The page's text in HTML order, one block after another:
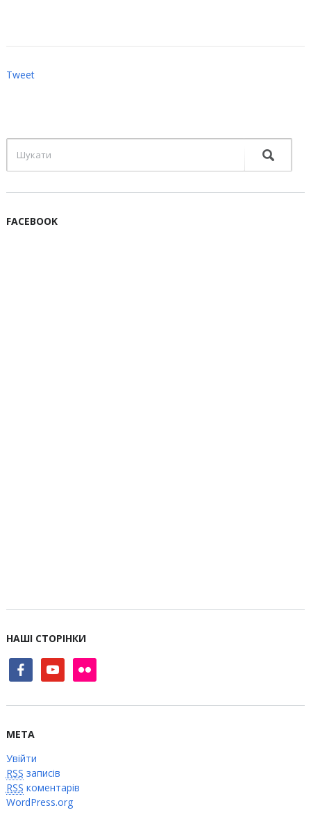
Tweet
FACEBOOK
НАШІ СТОРІНКИ
facebookyoutube flickr
МЕТА
Увійти
RSS записів
RSS коментарів
WordPress.org